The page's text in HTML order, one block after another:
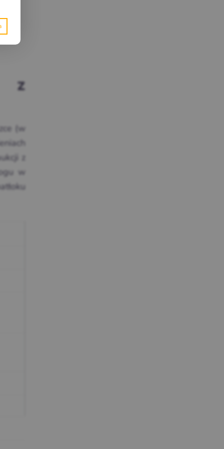
z
(w
z
w